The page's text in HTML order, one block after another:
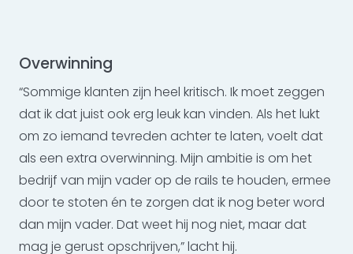
Overwinning
“Sommige klanten zijn heel kritisch. Ik moet zeggen
dat ik dat juist ook erg leuk kan vinden. Als het lukt
om zo iemand tevreden achter te laten, voelt dat
als een extra overwinning. Mijn ambitie is om het
bedrijf van mijn vader op de rails te houden, ermee
door te stoten én te zorgen dat ik nog beter word
dan mijn vader. Dat weet hij nog niet, maar dat
mag je gerust opschrijven,” lacht hij.